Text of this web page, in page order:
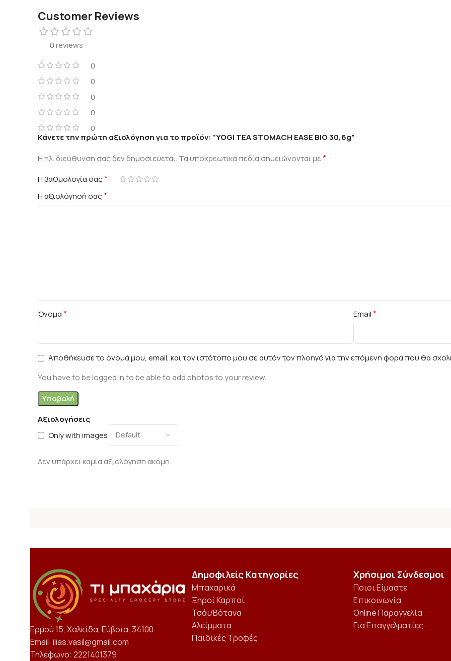
Customer Reviews
0 reviews
0
0
0
0
0
Αξιολογήσεις
Only with images
Δεν υπάρχει καμία αξιολόγηση ακόμη.
Κάνετε την πρώτη αξιολόγηση για το προϊόν: “YOGI TEA STOMACH EASE ΒΙΟ 30,6g”
Η ηλ. διεύθυνση σας δεν δημοσιεύεται. Τα υποχρεωτικά πεδία σημειώνονται με*
Η βαθμολογία σας*
Η αξιολόγησή σας*
Όνομα* Email*
Αποθήκευσε το όνομά μου, email, και τον ιστότοπο μου σε αυτόν τον πλοηγό για την επόμενη φορά που θα
You have to be logged in to be able to add photos to your review.
Ερμού 15, Χαλκίδα, Εύβοια, 34100
Email: ilias.vasil@gmail.com
Τηλέφωνο: 2221401379
Δημοφιλείς Κατηγορίες
Μπαχαρικά
Ξηροί Καρποί
Τσάι/Βότανα
Αλείμματα
Παιδικές Τροφές
Χρήσιμοι Σύνδεσμοι
Ποιοι Είμαστε
Επικοινωνία
Online Παραγγελία
Για Επαγγελματίες